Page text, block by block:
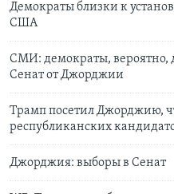
Демократы близки к
США
СМИ: демократы, вероятно,
Сенат от Джорджии
Трамп посетил Джорджию,
республиканских
Джорджия: выборы в Сенат